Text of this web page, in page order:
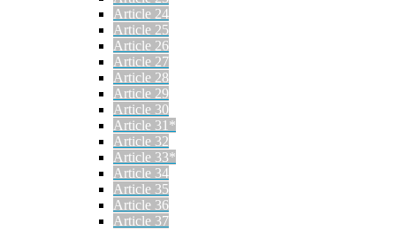
Article 24
Article 25
Article 26
Article 27
Article 28
Article 29
Article 30
Article 31*
Article 32
Article 33*
Article 34
Article 35
Article 36
Article 37